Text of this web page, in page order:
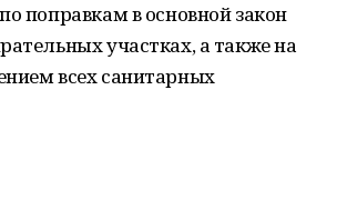
поправкам в основной закон
участках, а также на
всех санитарных